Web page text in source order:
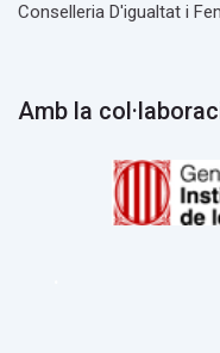
Conselleria D'igualtat i
Amb la